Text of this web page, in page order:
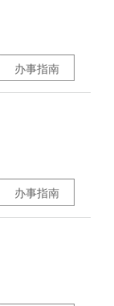
办事指南
办事指南